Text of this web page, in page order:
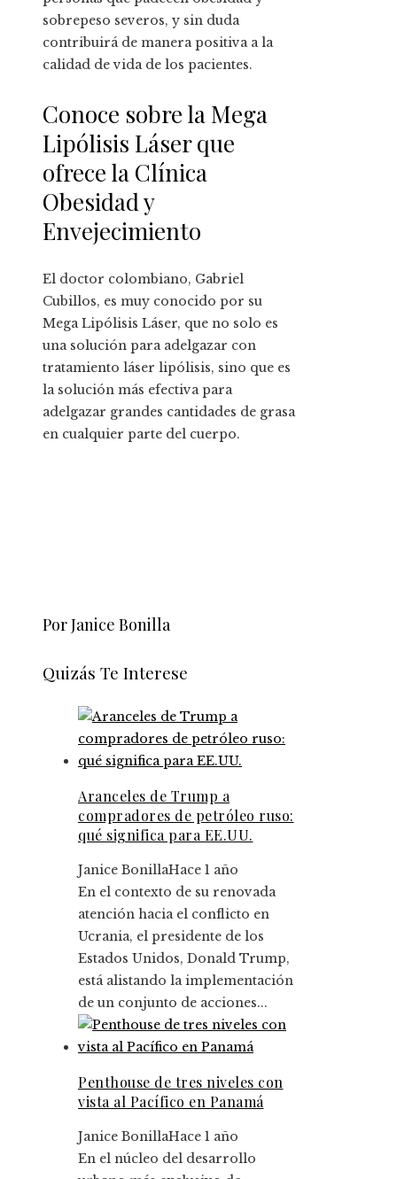
sobrepeso severos, y sin duda
contribuirá de manera positiva a la
calidad de vida de los pacientes.
Conoce sobre la Mega
Lipólisis Láser que
ofrece la Clínica
Obesidad y
Envejecimiento
El doctor colombiano, Gabriel
Cubillos, es muy conocido por su
Mega Lipólisis Láser, que no solo es
una solución para adelgazar con
tratamiento láser lipólisis, sino que es
la solución más efectiva para
adelgazar grandes cantidades de grasa
en cualquier parte del cuerpo.
Por Janice Bonilla
Quizás Te Interese
Aranceles de Trump a
compradores de petróleo ruso:
qué significa para EE.UU.
Janice BonillaHace 1 año
En el contexto de su renovada
atención hacia el conflicto en
Ucrania, el presidente de los
Estados Unidos, Donald Trump,
está alistando la implementación
de un conjunto de acciones...
Penthouse de tres niveles con
vista al Pacífico en Panamá
Janice BonillaHace 1 año
En el núcleo del desarrollo